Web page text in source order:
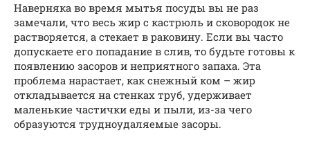
Наверняка во время мытья посуды вы не раз
замечали, что весь жир с кастрюль и сковородок не
растворяется, а стекает в раковину. Если вы часто
допускаете его попадание в слив, то будьте готовы к
появлению засоров и неприятного запаха. Эта
проблема нарастает, как снежный ком – жир
откладывается на стенках труб, удерживает
маленькие частички еды и пыли, из-за чего
образуются трудноудаляемые засоры.